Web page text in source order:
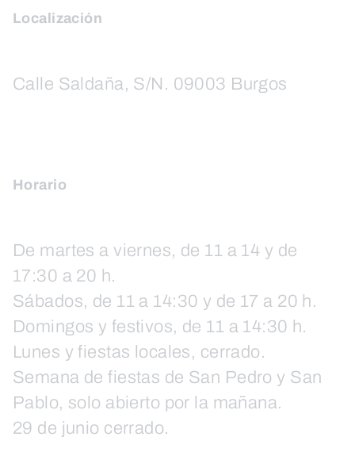
Localización
Calle Saldaña, S/N. 09003 Burgos
Horario
De martes a viernes, de 11 a 14 y de
17:30 a 20 h.
Sábados, de 11 a 14:30 y de 17 a 20 h.
Domingos y festivos, de 11 a 14:30 h.
Lunes y fiestas locales, cerrado.
Semana de fiestas de San Pedro y San
Pablo, solo abierto por la mañana.
29 de junio cerrado.